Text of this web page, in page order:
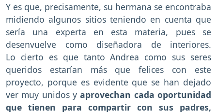
Y es que, precisamente, su hermana se encontraba
midiendo algunos sitios teniendo en cuenta que
sería una experta en esta materia, pues se
desenvuelve como diseñadora de interiores.
Lo cierto es que tanto Andrea como sus seres
queridos estarían más que felices con este
proyecto, porque es evidente que se han dejado
ver muy unidos y aprovechan cada oportunidad
que tienen para compartir con sus padres,